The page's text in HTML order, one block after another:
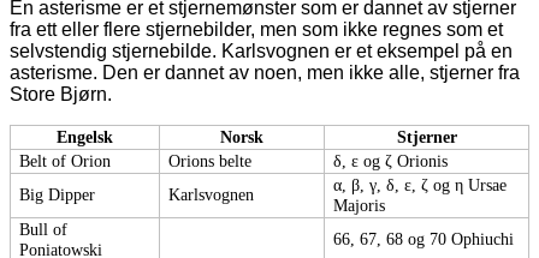
En asterisme er et stjernemønster som er dannet av stjerner
fra ett eller flere stjernebilder, men som ikke regnes som et
selvstendig stjernebilde. Karlsvognen er et eksempel på en
asterisme. Den er dannet av noen, men ikke alle, stjerner fra
Store Bjørn.
Engelsk Norsk
Stjerner
Belt of Orion
Orions belte
δ, ε og ζ Orionis
Big Dipper
Karlsvognen
α, β, γ, δ, ε, ζ og η Ursae
Majoris
Bull of
Poniatowski
66, 67, 68 og 70 Ophiuchi